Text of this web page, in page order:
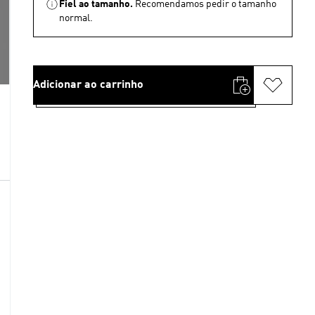
Fiel ao tamanho. Recomendamos pedir o tamanho
normal.
Adicionar ao carrinho